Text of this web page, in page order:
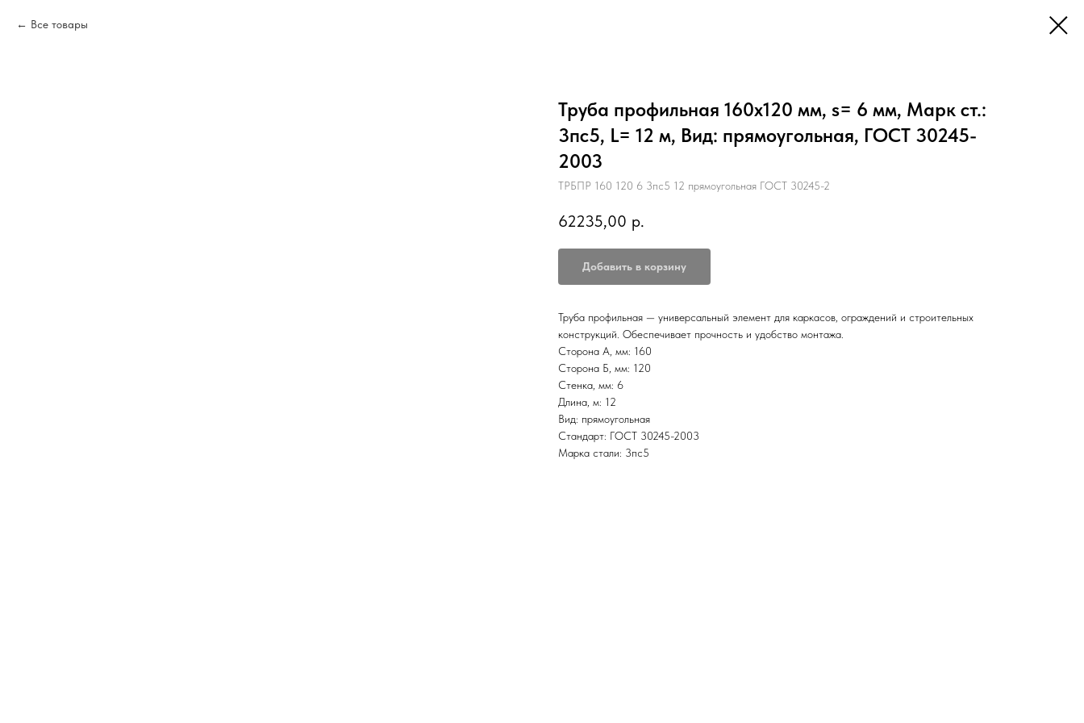
Все товары
Труба профильная 160х120 мм, s= 6 мм, Марк ст.:
3пс5, L= 12 м, Вид: прямоугольная, ГОСТ 30245-
2003
ТРБПР 160 120 6 3пс5 12 прямоугольная ГОСТ 30245-2
62235,00 р.
Добавить в корзину
Труба профильная — универсальный элемент для каркасов, ограждений и строительных
конструкций. Обеспечивает прочность и удобство монтажа.
Сторона А, мм: 160
Сторона Б, мм: 120
Стенка, мм: 6
Длина, м: 12
Вид: прямоугольная
Стандарт: ГОСТ 30245-2003
Марка стали: 3пс5